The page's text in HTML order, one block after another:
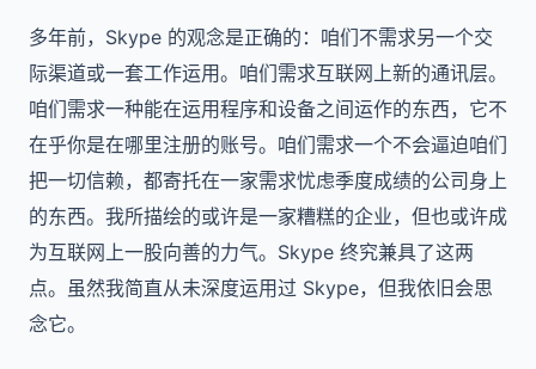
多年前，Skype 的观念是正确的：咱们不需求另一个交
际渠道或一套工作运用。咱们需求互联网上新的通讯层。
咱们需求一种能在运用程序和设备之间运作的东西，它不
在乎你是在哪里注册的账号。咱们需求一个不会逼迫咱们
把一切信赖，都寄托在一家需求忧虑季度成绩的公司身上
的东西。我所描绘的或许是一家糟糕的企业，但也或许成
为互联网上一股向善的力气。Skype 终究兼具了这两
点。虽然我简直从未深度运用过 Skype，但我依旧会思
念它。